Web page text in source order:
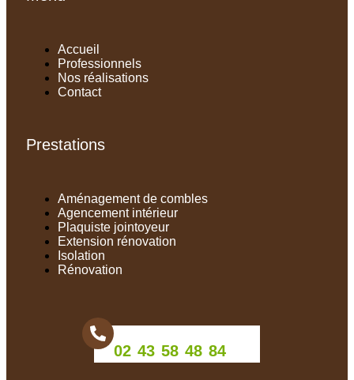
Accueil
Professionnels
Nos réalisations
Contact
Prestations
Aménagement de combles
Agencement intérieur
Plaquiste jointoyeur
Extension rénovation
Isolation
Rénovation
02 43 58 48 84